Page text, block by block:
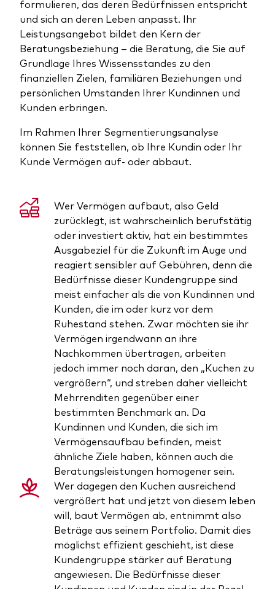
formulieren, das deren Bedürfnissen entspricht
und sich an deren Leben anpasst. Ihr
Leistungsangebot bildet den Kern der
Beratungsbeziehung – die Beratung, die Sie auf
Grundlage Ihres Wissensstandes zu den
finanziellen Zielen, familiären Beziehungen und
persönlichen Umständen Ihrer Kundinnen und
Kunden erbringen.
Im Rahmen Ihrer Segmentierungsanalyse
können Sie feststellen, ob Ihre Kundin oder Ihr
Kunde Vermögen auf- oder abbaut.
Wer Vermögen aufbaut, also Geld
zurücklegt, ist wahrscheinlich berufstätig
oder investiert aktiv, hat ein bestimmtes
Ausgabeziel für die Zukunft im Auge und
reagiert sensibler auf Gebühren, denn die
Bedürfnisse dieser Kundengruppe sind
meist einfacher als die von Kundinnen und
Kunden, die im oder kurz vor dem
Ruhestand stehen. Zwar möchten sie ihr
Vermögen irgendwann an ihre
Nachkommen übertragen, arbeiten
jedoch immer noch daran, den „Kuchen zu
vergrößern“, und streben daher vielleicht
Mehrrenditen gegenüber einer
bestimmten Benchmark an. Da
Kundinnen und Kunden, die sich im
Vermögensaufbau befinden, meist
ähnliche Ziele haben, können auch die
Beratungsleistungen homogener sein.
Wer dagegen den Kuchen ausreichend
vergrößert hat und jetzt von diesem leben
will, baut Vermögen ab, entnimmt also
Beträge aus seinem Portfolio. Damit dies
möglichst effizient geschieht, ist diese
Kundengruppe stärker auf Beratung
angewiesen. Die Bedürfnisse dieser